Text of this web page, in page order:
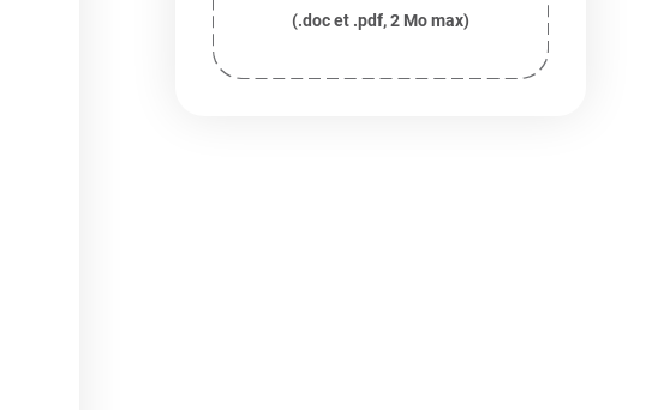
(.doc et .pdf, 2 Mo max)